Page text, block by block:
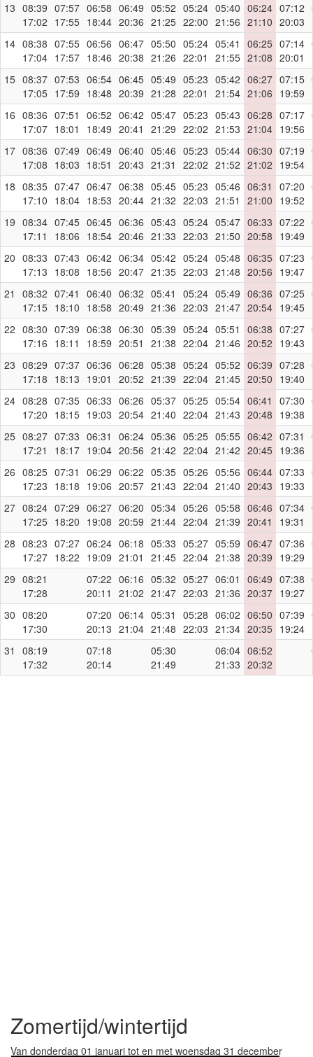
13 08:39
17:02
07:57
17:55
06:58
18:44
06:49
20:36
05:52
21:25
05:24
22:00
05:40
21:56
06:24
21:10
07:12
20:03
14 08:38
17:04
07:55
17:57
06:56
18:46
06:47
20:38
05:50
21:26
05:24
22:01
05:41
21:55
06:25
21:08
07:14
20:01
15 08:37
17:05
07:53
17:59
06:54
18:48
06:45
20:39
05:49
21:28
05:23
22:01
05:42
21:54
06:27
21:06
07:15
19:59
16 08:36
17:07
07:51
18:01
06:52
18:49
06:42
20:41
05:47
21:29
05:23
22:02
05:43
21:53
06:28
21:04
07:17
19:56
17 08:36
17:08
07:49
18:03
06:49
18:51
06:40
20:43
05:46
21:31
05:23
22:02
05:44
21:52
06:30
21:02
07:19
19:54
18 08:35
17:10
07:47
18:04
06:47
18:53
06:38
20:44
05:45
21:32
05:23
22:03
05:46
21:51
06:31
21:00
07:20
19:52
19 08:34
17:11
07:45
18:06
06:45
18:54
06:36
20:46
05:43
21:33
05:24
22:03
05:47
21:50
06:33
20:58
07:22
19:49
20 08:33
17:13
07:43
18:08
06:42
18:56
06:34
20:47
05:42
21:35
05:24
22:03
05:48
21:48
06:35
20:56
07:23
19:47
21
08:32
17:15
07:41
18:10
06:40
18:58
06:32
20:49
05:41
21:36
05:24
22:03
05:49
21:47
06:36
20:54
07:25
19:45
22 08:30
17:16
07:39
18:11
06:38
18:59
06:30
20:51
05:39
21:38
05:24
22:04
05:51
21:46
06:38
20:52
07:27
19:43
23 08:29
17:18
07:37
18:13
06:36
19:01
06:28
20:52
05:38
21:39
05:24
22:04
05:52
21:45
06:39
20:50
07:28
19:40
24 08:28
17:20
07:35
18:15
06:33
19:03
06:26
20:54
05:37
21:40
05:25
22:04
05:54
21:43
06:41
20:48
07:30
19:38
25 08:27
17:21
07:33
18:17
06:31
19:04
06:24
20:56
05:36
21:42
05:25
22:04
05:55
21:42
06:42
20:45
07:31
19:36
26 08:25
17:23
07:31
18:18
06:29
19:06
06:22
20:57
05:35
21:43
05:26
22:04
05:56
21:40
06:44
20:43
07:33
19:33
27 08:24
17:25
07:29
18:20
06:27
19:08
06:20
20:59
05:34
21:44
05:26
22:04
05:58
21:39
06:46
20:41
07:34
19:31
28 08:23
17:27
07:27
18:22
06:24
19:09
06:18
21:01
05:33
21:45
05:27
22:04
05:59
21:38
06:47
20:39
07:36
19:29
29 08:21
17:28
07:22
20:11
06:16
21:02
05:32
21:47
05:27
22:03
06:01
21:36
06:49
20:37
07:38
19:27
30 08:20
17:30
07:20
20:13
06:14
21:04
05:31
21:48
05:28
22:03
06:02
21:34
06:50
20:35
07:39
19:24
31
08:19
17:32
07:18
20:14
05:30
21:49
06:04
21:33
06:52
20:32
Zomertijd/wintertijd
Van donderdag 01 januari tot en met woensdag 31 december